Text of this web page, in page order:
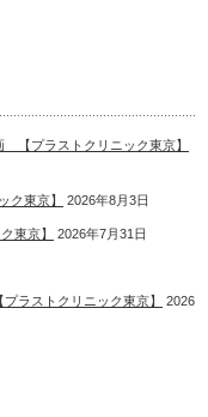
【プラストクリニック東京】
東京】 2026年8月3日
東京】 2026年7月31日
ラストクリニック東京】
2026